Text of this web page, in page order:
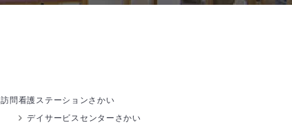
訪問看護ステーションさかい
デイサービスセンターさかい